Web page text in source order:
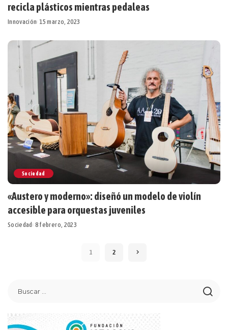
recicla plásticos mientras pedaleas
Innovación 15 marzo, 2023
Sociedad
«Austero y moderno»: diseñó un modelo de violín
accesible para orquestas juveniles
Sociedad 8 febrero, 2023
1 2